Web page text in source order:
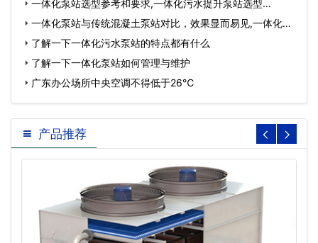
家联系方式及…
一体化泵站选型参考和要求,一体化污水提升泵站选型…
一体化泵站与传统混凝土泵站对比，效果显而易见,一体化泵
站施工视频…
了解一下一体化污水泵站的特点都有什么
了解一下一体化泵站如何管理与维护
广东办公场所中央空调不得低于26℃
产品推荐